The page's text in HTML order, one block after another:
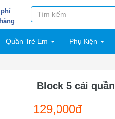
phí
Quần Trẻ Em Phụ Kiện
Block 5 cái
129,000đ